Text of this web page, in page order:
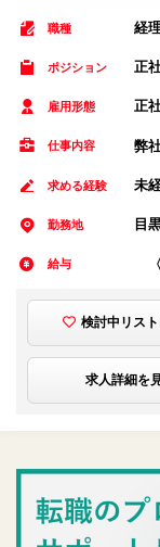
職種 経
ポジション 正
雇用形態 正
仕事内容 弊
求める経験 未
勤務地 目
給与 〈
検討中リス
求人詳細を